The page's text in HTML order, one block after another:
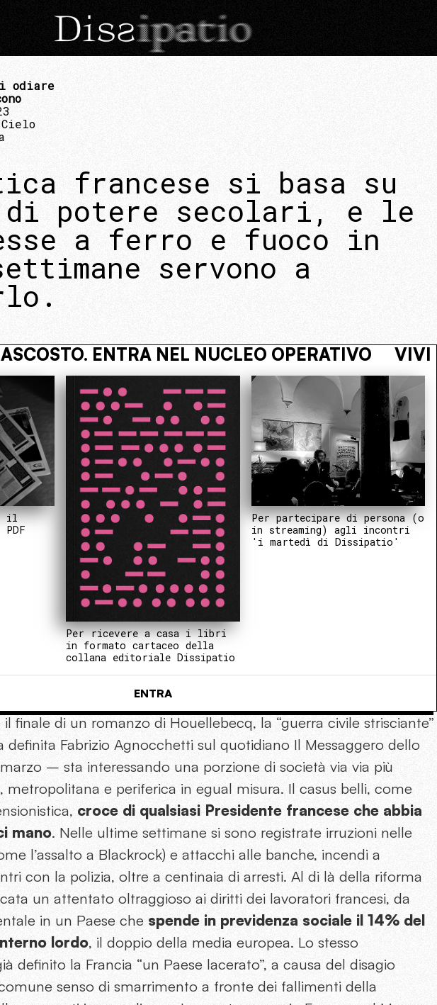
odiare
francese si basa su
di potere secolari, e le
a ferro e fuoco in
servono a
VIVI NASCOSTO. ENTRA NEL NUCLEO
il
Per ricevere a casa i libri
in formato cartaceo della
collana editoriale Dissipatio
Per partecipare di persona (o
in streaming) agli incontri
'i martedì di Dissipatio'
ENTRA
finale di un romanzo di Houellebecq, la “guerra civile strisciante”
definita Fabrizio Agnocchetti sul quotidiano Il Messaggero dello
– sta interessando una porzione di società via via più
metropolitana e periferica in egual misura. Il casus belli, come
croce di qualsiasi Presidente francese che abbia
mano. Nelle ultime settimane si sono registrate irruzioni nelle
l’assalto a Blackrock) e attacchi alle banche, incendi a
con la polizia, oltre a centinaia di arresti. Al di là della riforma
un attentato oltraggioso ai diritti dei lavoratori francesi, da
in un Paese che spende in previdenza sociale il 14% del
lordo, il doppio della media europea. Lo stesso
definito la Francia “un Paese lacerato”, a causa del disagio
senso di smarrimento a fronte dei fallimenti della